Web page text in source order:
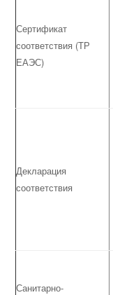
Сертификат
соответствия (ТР
ЕАЭС)
Декларация
соответствия
Санитарно-